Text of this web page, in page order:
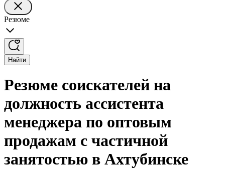
Резюме
Найти
Резюме соискателей на
должность ассистента
менеджера по оптовым
продажам с частичной
занятостью в Ахтубинске